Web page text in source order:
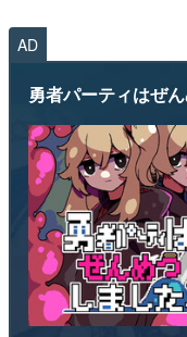
AD
勇者パーティはぜん